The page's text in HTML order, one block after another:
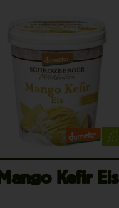
Mango Kefir Eis